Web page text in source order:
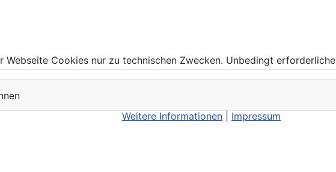
Webseite Cookies nur zu technischen Zwecken. Unbedingt
Weitere Informationen
Impressum